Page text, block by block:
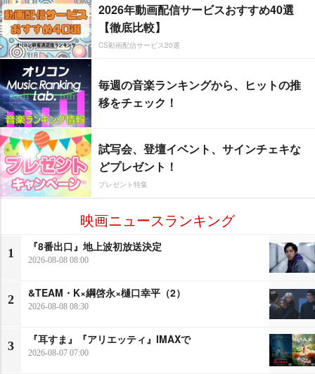
2026年動画配信サービスおすすめ40選
【徹底比較】
CS動画配信サービス20選
毎週の音楽ランキングから、ヒットの推
移をチェック！
試写会、登壇イベント、サインチェキな
どプレゼント！
プレゼント特集
映画ニュースランキング
1
『8番出口』地上波初放送決定
2026-08-08 08:00
2
&TEAM・K×綱啓永×樋口幸平（2）
2026-08-08 08:30
3
『耳すま』『アリエッティ』IMAXで
2026-08-07 07:00